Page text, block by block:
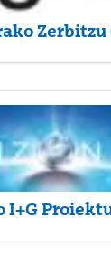
Zerbitzu
I+G